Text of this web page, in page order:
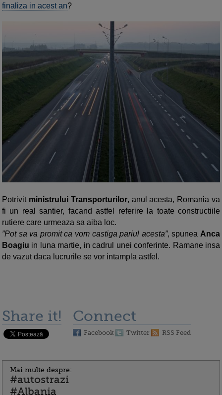
finaliza in acest an?
Potrivitministrului Transporturilor, anul acesta, Romania va
fi un real santier, facand astfel referire la toate constructiile
rutiere care urmeaza sa aiba loc.
”Pot sa va promit ca vom castiga pariul acesta”, spunea Anca
Boagiu in luna martie, in cadrul unei conferinte. Ramane insa
de vazut daca lucrurile se vor intampla astfel.
Share it! Connect
Facebook Twitter RSS Feed
Mai multe despre:
#autostrazi
#Albania